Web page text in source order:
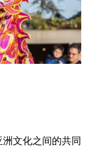
文化之间的共同